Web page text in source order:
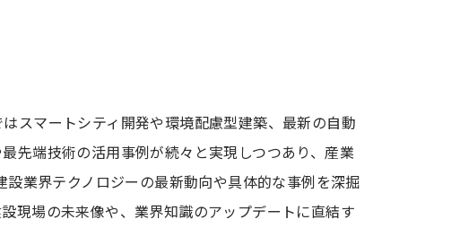
スマートシティ開発や環境配慮型建築、最新の自動
先端技術の活用事例が続々と実現しつつあり、産業
業界テクノロジーの最新動向や具体的な事例を深掘
現場の未来像や、業界知識のアップデートに直結す